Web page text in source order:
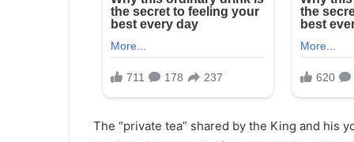
The “private tea” shared by the King and his